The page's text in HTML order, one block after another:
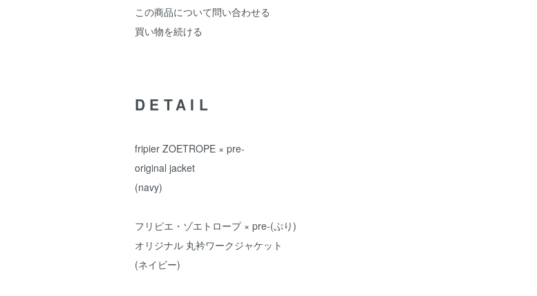
この商品について問い合わせる
買い物を続ける
DETAIL
fripier ZOETROPE × pre-
original jacket
(navy)
フリピエ・ゾエトロープ × pre-(ぷり)
オリジナル 丸衿ワークジャケット
(ネイビー)